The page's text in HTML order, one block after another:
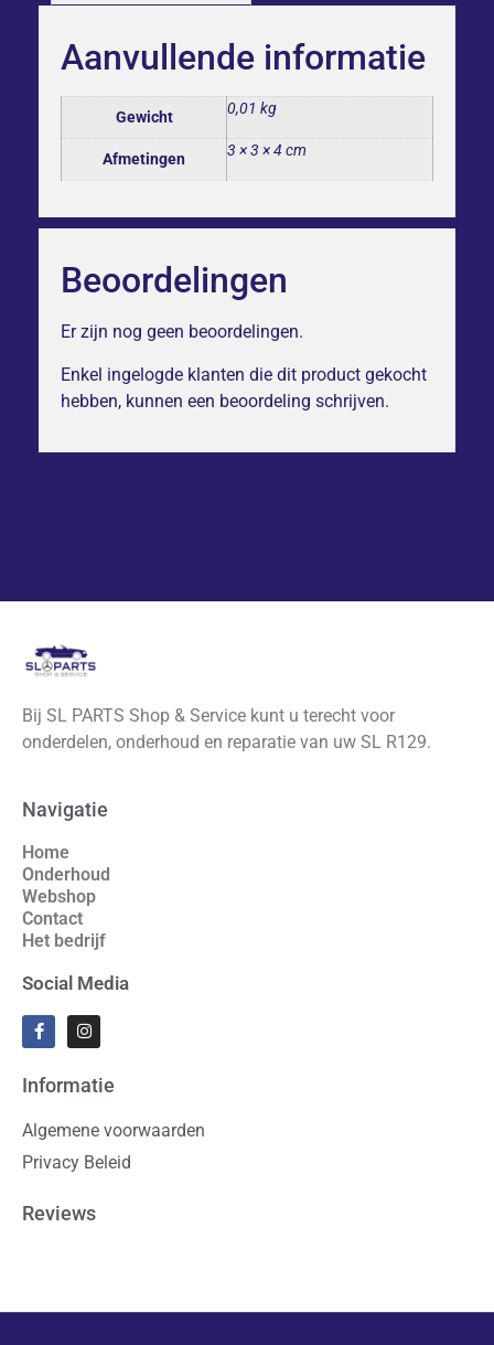
Aanvullende informatie
Gewicht 0,01 kg
Afmetingen 3 × 3 × 4 cm
Beoordelingen
Er zijn nog geen beoordelingen.
Enkel ingelogde klanten die dit product gekocht
hebben, kunnen een beoordeling schrijven.
Bij SL PARTS Shop & Service kunt u terecht voor
onderdelen, onderhoud en reparatie van uw SL R129.
Navigatie
Home
Onderhoud
Webshop
Contact
Het bedrijf
Social Media
Informatie
Algemene voorwaarden
Privacy Beleid
Reviews